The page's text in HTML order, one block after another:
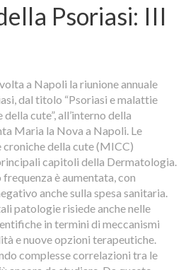
Psoriasi: III
a Napoli la riunione annuale
dal titolo “Psoriasi e malattie
cute”, all’interno della
Maria la Nova a Napoli. Le
della cute (MICC)
capitoli della Dermatologia.
è aumentata, con
anche sulla spesa sanitaria.
patologie risiede anche nelle
in termini di meccanismi
e nuove opzioni terapeutiche.
complesse correlazioni tra le